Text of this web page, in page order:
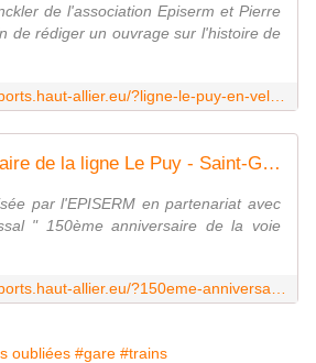
de l'association Episerm et Pierre
de rédiger un ouvrage sur l'histoire de
150ème anniversaire de la ligne Le Puy - Saint-Georges-d'Aurac : le programme
par l'EPISERM en partenariat avec
" 150ème anniversaire de la voie
oubliées #gare #trains